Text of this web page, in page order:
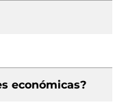
económicas?